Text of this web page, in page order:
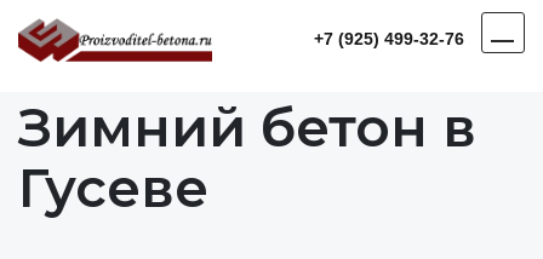
+7 (925) 499-32-76
Зимний бетон в
Гусеве